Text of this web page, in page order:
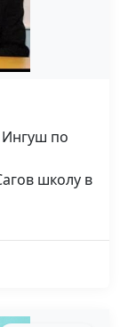
по
школу в